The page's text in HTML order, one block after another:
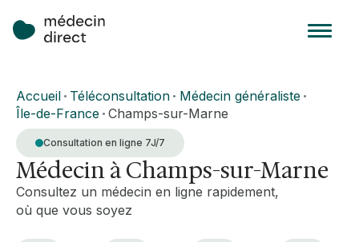
Accueil • Téléconsultation • Médecin généraliste•
Île-de-France •Champs-sur-Marne
Consultation en ligne 7J/7
Médecin à Champs-sur-Marne
Consultez un médecin en ligne rapidement,
où que vous soyez